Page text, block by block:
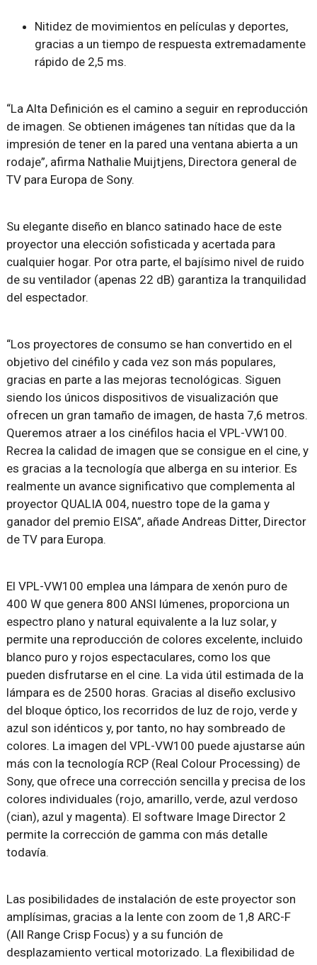
Nitidez de movimientos en películas y deportes,
gracias a un tiempo de respuesta extremadamente
rápido de 2,5 ms.
“La Alta Definición es el camino a seguir en reproducción
de imagen. Se obtienen imágenes tan nítidas que da la
impresión de tener en la pared una ventana abierta a un
rodaje”, afirma Nathalie Muijtjens, Directora general de
TV para Europa de Sony.
Su elegante diseño en blanco satinado hace de este
proyector una elección sofisticada y acertada para
cualquier hogar. Por otra parte, el bajísimo nivel de ruido
de su ventilador (apenas 22 dB) garantiza la tranquilidad
del espectador.
“Los proyectores de consumo se han convertido en el
objetivo del cinéfilo y cada vez son más populares,
gracias en parte a las mejoras tecnológicas. Siguen
siendo los únicos dispositivos de visualización que
ofrecen un gran tamaño de imagen, de hasta 7,6 metros.
Queremos atraer a los cinéfilos hacia el VPL-VW100.
Recrea la calidad de imagen que se consigue en el cine, y
es gracias a la tecnología que alberga en su interior. Es
realmente un avance significativo que complementa al
proyector QUALIA 004, nuestro tope de la gama y
ganador del premio EISA”, añade Andreas Ditter, Director
de TV para Europa.
El VPL-VW100 emplea una lámpara de xenón puro de
400 W que genera 800 ANSI lúmenes, proporciona un
espectro plano y natural equivalente a la luz solar, y
permite una reproducción de colores excelente, incluido
blanco puro y rojos espectaculares, como los que
pueden disfrutarse en el cine. La vida útil estimada de la
lámpara es de 2500 horas. Gracias al diseño exclusivo
del bloque óptico, los recorridos de luz de rojo, verde y
azul son idénticos y, por tanto, no hay sombreado de
colores. La imagen del VPL-VW100 puede ajustarse aún
más con la tecnología RCP (Real Colour Processing) de
Sony, que ofrece una corrección sencilla y precisa de los
colores individuales (rojo, amarillo, verde, azul verdoso
(cian), azul y magenta). El software Image Director 2
permite la corrección de gamma con más detalle
todavía.
Las posibilidades de instalación de este proyector son
amplísimas, gracias a la lente con zoom de 1,8 ARC-F
(All Range Crisp Focus) y a su función de
desplazamiento vertical motorizado. La flexibilidad de